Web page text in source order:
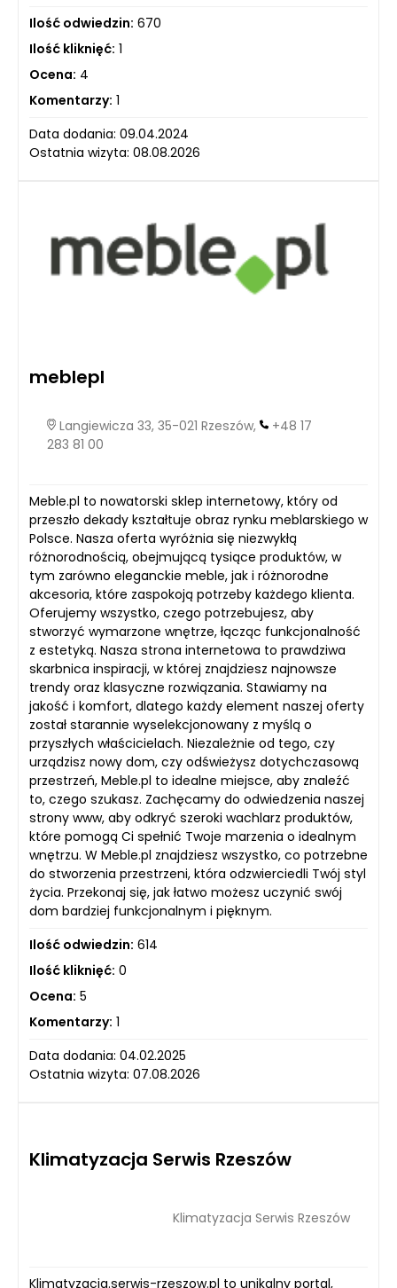
Ilość odwiedzin: 670
Ilość kliknięć: 1
Ocena: 4
Komentarzy: 1
Data dodania: 09.04.2024
Ostatnia wizyta: 08.08.2026
meblepl
Langiewicza 33, 35-021 Rzeszów,
+48 17
283 81 00
Meble.pl to nowatorski sklep internetowy, który od
przeszło dekady kształtuje obraz rynku meblarskiego w
Polsce. Nasza oferta wyróżnia się niezwykłą
różnorodnością, obejmującą tysiące produktów, w
tym zarówno eleganckie meble, jak i różnorodne
akcesoria, które zaspokoją potrzeby każdego klienta.
Oferujemy wszystko, czego potrzebujesz, aby
stworzyć wymarzone wnętrze, łącząc funkcjonalność
z estetyką. Nasza strona internetowa to prawdziwa
skarbnica inspiracji, w której znajdziesz najnowsze
trendy oraz klasyczne rozwiązania. Stawiamy na
jakość i komfort, dlatego każdy element naszej oferty
został starannie wyselekcjonowany z myślą o
przyszłych właścicielach. Niezależnie od tego, czy
urządzisz nowy dom, czy odświeżysz dotychczasową
przestrzeń, Meble.pl to idealne miejsce, aby znaleźć
to, czego szukasz. Zachęcamy do odwiedzenia naszej
strony www, aby odkryć szeroki wachlarz produktów,
które pomogą Ci spełnić Twoje marzenia o idealnym
wnętrzu. W Meble.pl znajdziesz wszystko, co potrzebne
do stworzenia przestrzeni, która odzwierciedli Twój styl
życia. Przekonaj się, jak łatwo możesz uczynić swój
dom bardziej funkcjonalnym i pięknym.
Ilość odwiedzin: 614
Ilość kliknięć: 0
Ocena: 5
Komentarzy: 1
Data dodania: 04.02.2025
Ostatnia wizyta: 07.08.2026
Klimatyzacja Serwis Rzeszów
Klimatyzacja Serwis Rzeszów
Klimatyzacja.serwis-rzeszow.pl to unikalny portal,